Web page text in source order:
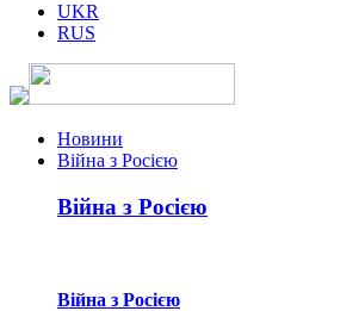
UKR
RUS
Новини
Війна з Росією
Війна з Росією
Війна з Росією